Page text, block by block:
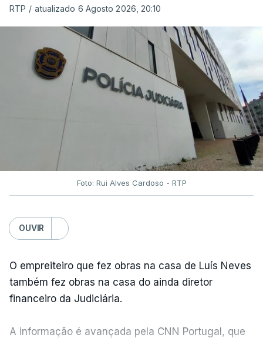
RTP / atualizado 6 Agosto 2026, 20:10
Foto: Rui Alves Cardoso - RTP
OUVIR
O empreiteiro que fez obras na casa de Luís Neves
também fez obras na casa do ainda diretor
financeiro da Judiciária.
A informação é avançada pela CNN Portugal, que